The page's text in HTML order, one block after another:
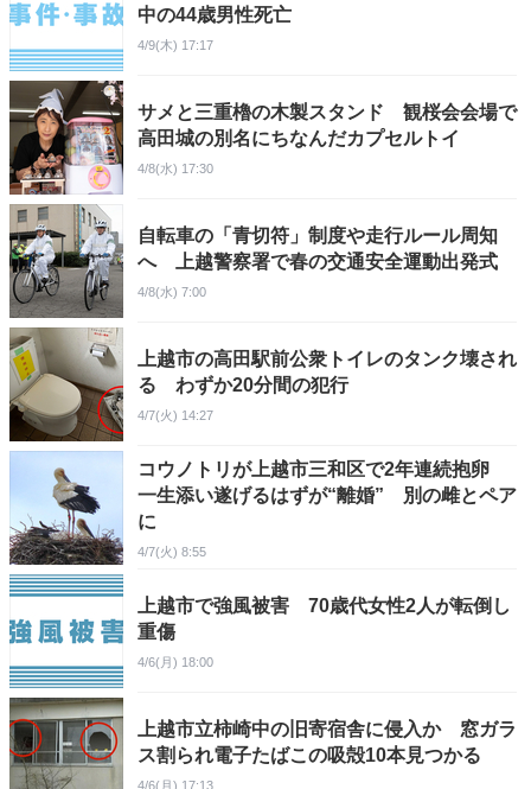
中の44歳男性死亡
4/9(木) 17:17
サメと三重櫓の木製スタンド 観桜会会場で
高田城の別名にちなんだカプセルトイ
4/8(水) 17:30
自転車の「青切符」制度や走行ルール周知
へ 上越警察署で春の交通安全運動出発式
4/8(水) 7:00
上越市の高田駅前公衆トイレのタンク壊され
る わずか20分間の犯行
4/7(火) 14:27
コウノトリが上越市三和区で2年連続抱卵
一生添い遂げるはずが“離婚” 別の雌とペア
に
4/7(火) 8:55
上越市で強風被害 70歳代女性2人が転倒し
重傷
4/6(月) 18:00
上越市立柿崎中の旧寄宿舎に侵入か 窓ガラ
ス割られ電子たばこの吸殻10本見つかる
4/6(月) 17:13